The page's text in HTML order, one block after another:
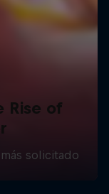
Rise of
solicitado